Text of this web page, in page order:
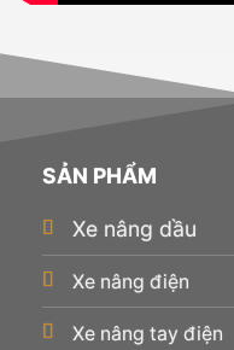
SẢN PHẨM
Xe nâng dầu
Xe nâng điện
Xe nâng tay điện